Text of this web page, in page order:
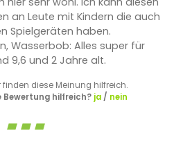
an Leute mit Kindern die auch
Spielgeräten haben.
Wasserbob: Alles super für
9,6 und 2 Jahre alt.
finden diese Meinung hilfreich.
Bewertung hilfreich? ja/ nein